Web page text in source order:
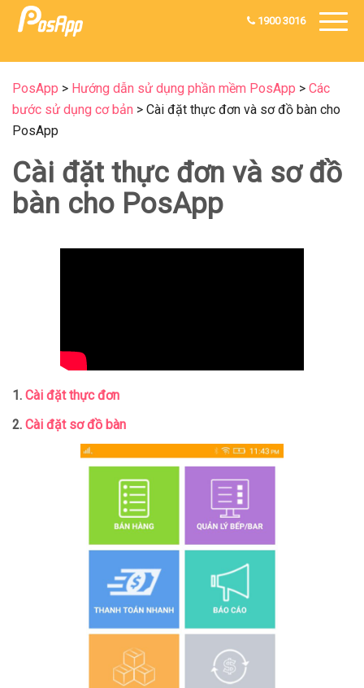
1900 3016
PosApp > Hướng dẫn sử dụng phần mềm PosApp > Các
bước sử dụng cơ bản > Cài đặt thực đơn và sơ đồ bàn cho
PosApp
Cài đặt thực đơn và sơ đồ
bàn cho PosApp
1. Cài đặt thực đơn
2. Cài đặt sơ đồ bàn